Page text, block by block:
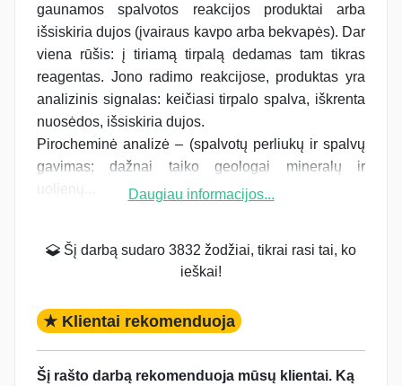
gaunamos spalvotos reakcijos produktai arba
išsiskiria dujos (įvairaus kavpo arba bekvapės). Dar
viena rūšis: į tiriamą tirpalą dedamas tam tikras
reagentas. Jono radimo reakcijose, produktas yra
analizinis signalas: keičiasi tirpalo spalva, iškrenta
nuosėdos, išsiskiria dujos.
Pirocheminė analizė – (spalvotų perliukų ir spalvų
gavimas; dažnai taiko geologai mineralų ir
Daugiau informacijos...
Šį darbą sudaro 3832 žodžiai, tikrai rasi tai, ko
ieškai!
★ Klientai rekomenduoja
Šį rašto darbą rekomenduoja mūsų klientai. Ką